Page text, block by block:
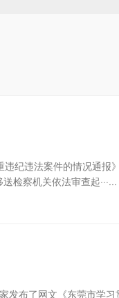
纪违法案件的情况通报
检察机关依法审查起···...
布了网文《东莞市学习